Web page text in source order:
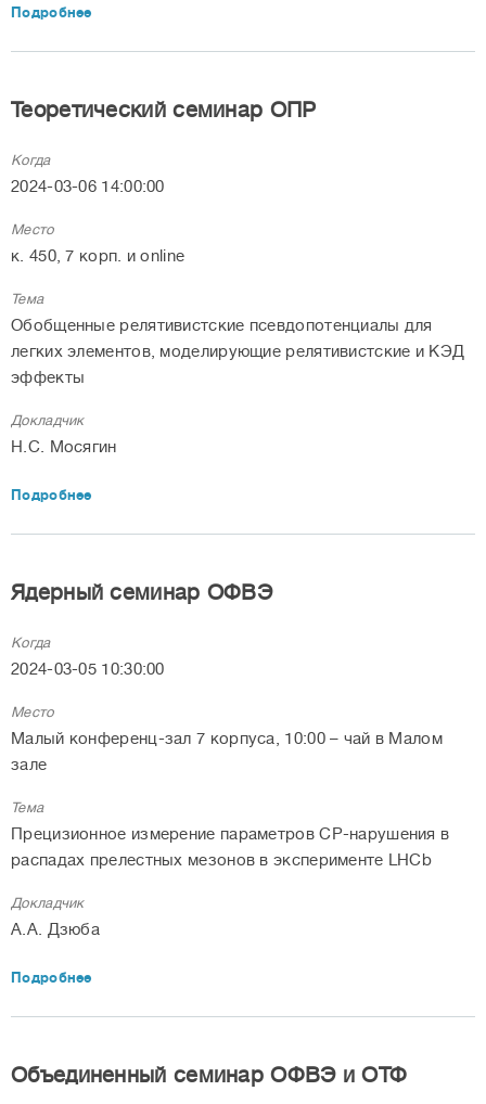
Подробнее
Теоретический семинар ОПР
Когда
2024-03-06 14:00:00
Место
к. 450, 7 корп. и online
Тема
Обобщенные релятивистские псевдопотенциалы для
легких элементов, моделирующие релятивистские и КЭД
эффекты
Докладчик
Н.С. Мосягин
Подробнее
Ядерный семинар ОФВЭ
Когда
2024-03-05 10:30:00
Место
Малый конференц-зал 7 корпуса, 10:00 – чай в Малом
зале
Тема
Прецизионное измерение параметров CP-нарушения в
распадах прелестных мезонов в эксперименте LHCb
Докладчик
А.А. Дзюба
Подробнее
Объединенный семинар ОФВЭ и ОТФ